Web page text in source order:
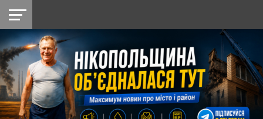
НІКОПОЛЬ
РАЙОН
СІЧЕСЛАВСЬКА
УКРАЇНА
РЕТРО
НІКОПОЛЬ
ЛАЙТ
УКРАЇНА
ДОПОМОГА
РАДІО